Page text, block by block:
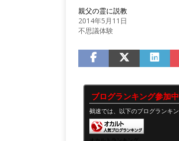
親父の霊に説教
2014年5月11日
不思議体験
ブログランキング参加中
鵺速では、以下のブログランキ